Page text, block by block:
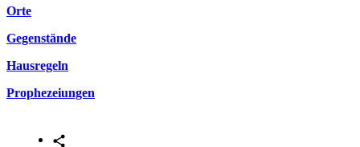
Orte
Gegenstände
Hausregeln
Prophezeiungen